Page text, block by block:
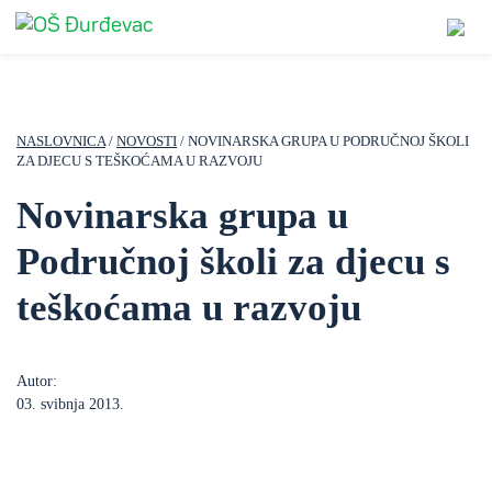
NASLOVNICA/ NOVOSTI / NOVINARSKA GRUPA U PODRUČNOJ ŠKOLI
ZA DJECU S TEŠKOĆAMA U RAZVOJU
Novinarska grupa u
Područnoj školi za djecu s
teškoćama u razvoju
Autor:
03. svibnja 2013.